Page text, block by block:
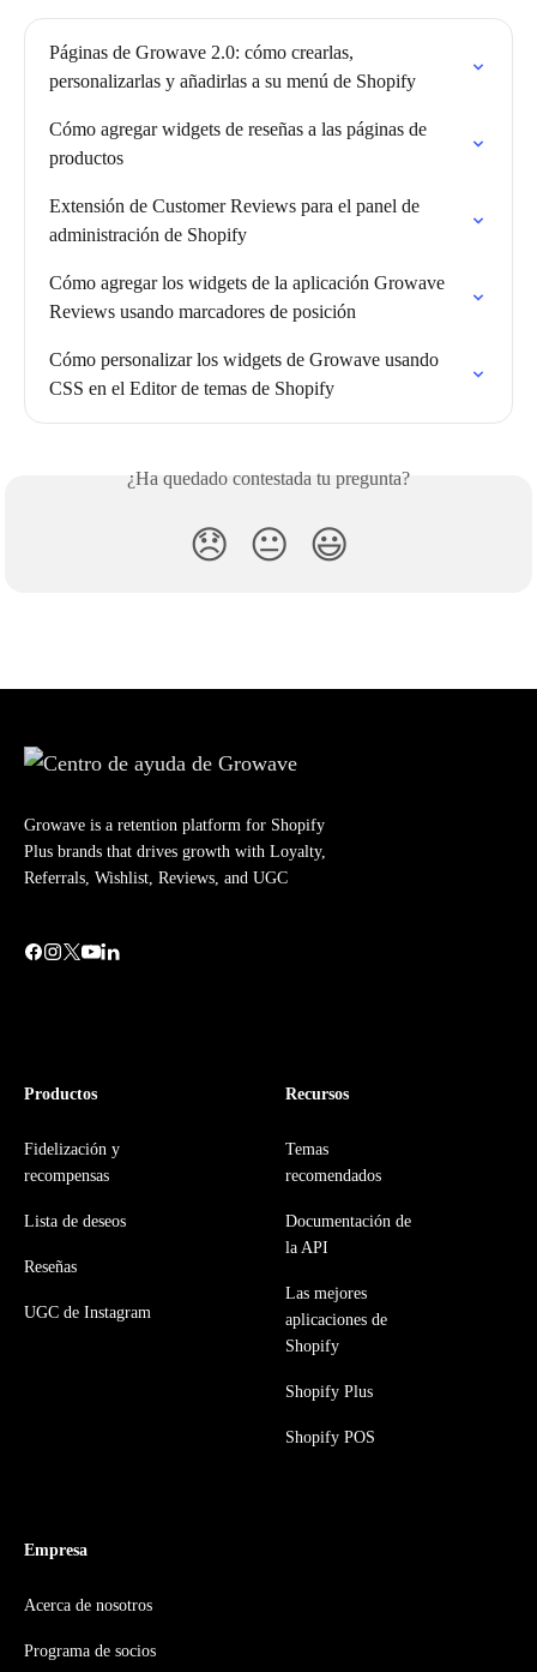
Páginas de Growave 2.0: cómo crearlas,
personalizarlas y añadirlas a su menú de Shopify
Cómo agregar widgets de reseñas a las páginas de
productos
Extensión de Customer Reviews para el panel de
administración de Shopify
Cómo agregar los widgets de la aplicación Growave
Reviews usando marcadores de posición
Cómo personalizar los widgets de Growave usando
CSS en el Editor de temas de Shopify
¿Ha quedado contestada tu pregunta?
😞 😐 😃
Growave is a retention platform for Shopify
Plus brands that drives growth with Loyalty,
Referrals, Wishlist, Reviews, and UGC
Productos
Fidelización y
recompensas
Lista de deseos
Reseñas
UGC de Instagram
Recursos
Temas
recomendados
Documentación de
la API
Las mejores
aplicaciones de
Shopify
Shopify Plus
Shopify POS
Empresa
Acerca de nosotros
Programa de socios